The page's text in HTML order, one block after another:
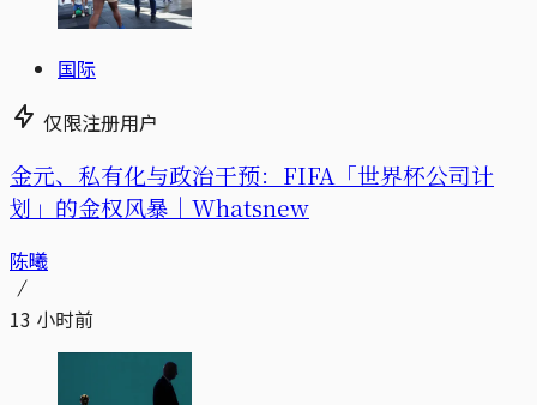
国际
仅限注册用户
金元、私有化与政治干预：FIFA「世界杯公司计
划」的金权风暴｜Whatsnew
陈曦
13 小时前